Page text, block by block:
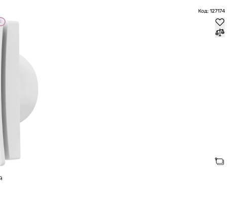
Код: 127174